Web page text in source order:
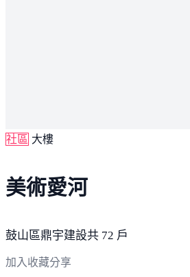
社區 大樓
美術愛河
鼓山區鼎宇建設共 72 戶
加入收藏分享